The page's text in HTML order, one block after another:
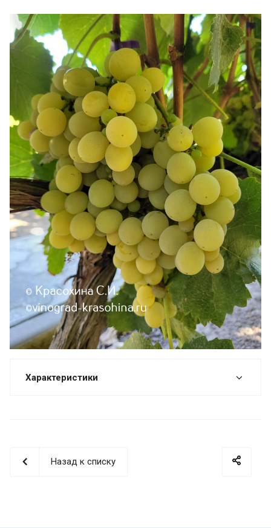
Характеристики
Назад к списку